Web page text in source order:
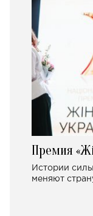
Премия
Истории
меняют